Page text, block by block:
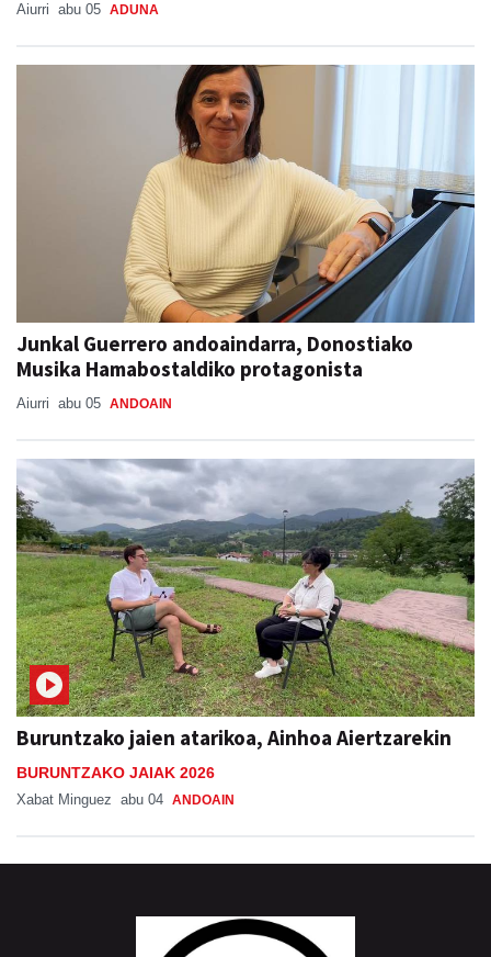
Aiurri abu 05 ADUNA
Junkal Guerrero andoaindarra, Donostiako
Musika Hamabostaldiko protagonista
Aiurri abu 05 ANDOAIN
Buruntzako jaien atarikoa, Ainhoa Aiertzarekin
BURUNTZAKO JAIAK 2026
Xabat Minguez abu 04 ANDOAIN